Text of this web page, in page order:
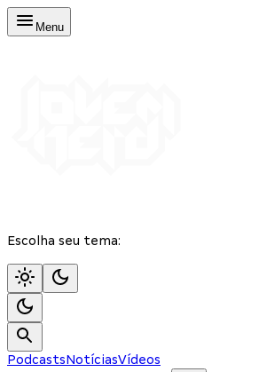
Menu
Escolha seu tema:
PodcastsNotíciasVídeos